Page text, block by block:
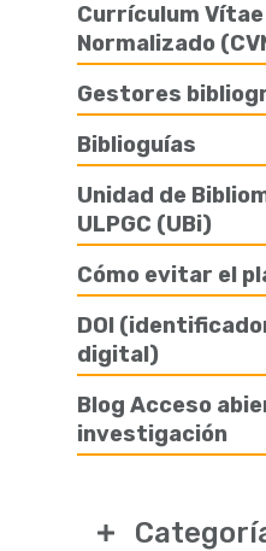
Currículum Vítae
Normalizado
Gestores
Biblioguías
Unidad de
ULPGC (UBi)
Cómo evitar el
DOI
digital)
Blog Acceso
investigación